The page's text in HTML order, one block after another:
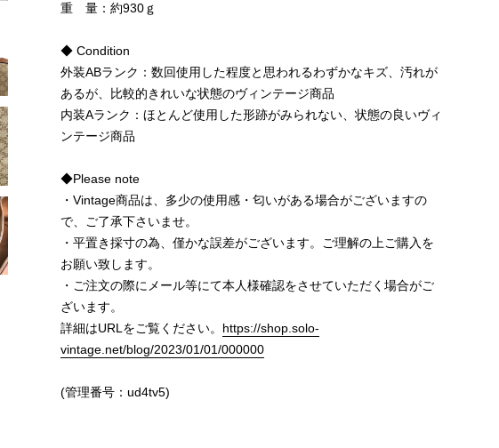
重 量：約930ｇ
◆ Condition
外装ABランク：数回使用した程度と思われるわずかなキズ、汚れが
あるが、比較的きれいな状態のヴィンテージ商品
内装Aランク：ほとんど使用した形跡がみられない、状態の良いヴィ
ンテージ商品
◆Please note
・Vintage商品は、多少の使用感・匂いがある場合がございますの
で、ご了承下さいませ。
・平置き採寸の為、僅かな誤差がございます。ご理解の上ご購入を
お願い致します。
・ご注文の際にメール等にて本人様確認をさせていただく場合がご
ざいます。
詳細はURLをご覧ください。 https://shop.solo-
vintage.net/blog/2023/01/01/000000
(管理番号：ud4tv5)